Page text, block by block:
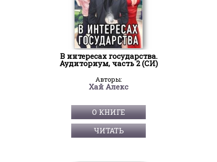
В интересах государства.
Аудиториум, часть 2 (СИ)
Авторы:
Хай Алекс
О КНИГЕ
ЧИТАТЬ